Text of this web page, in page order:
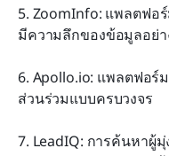
5. ZoomInfo: แพลตฟอ
มีความลึกของข้อมูลอย่า
6. Apollo.io: แพลตฟอร์
ส่วนร่วมแบบครบวงจร
7. LeadIQ: การค้นหาผู้